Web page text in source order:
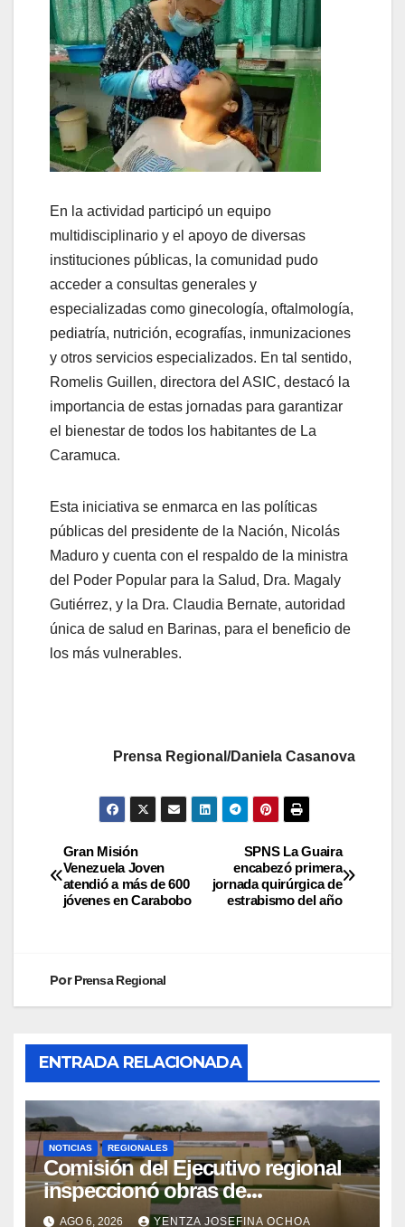
En la actividad participó un equipo
multidisciplinario y el apoyo de diversas
instituciones públicas, la comunidad pudo
acceder a consultas generales y
especializadas como ginecología, oftalmología,
pediatría, nutrición, ecografías, inmunizaciones
y otros servicios especializados. En tal sentido,
Romelis Guillen, directora del ASIC, destacó la
importancia de estas jornadas para garantizar
el bienestar de todos los habitantes de La
Caramuca.
Esta iniciativa se enmarca en las políticas
públicas del presidente de la Nación, Nicolás
Maduro y cuenta con el respaldo de la ministra
del Poder Popular para la Salud, Dra. Magaly
Gutiérrez, y la Dra. Claudia Bernate, autoridad
única de salud en Barinas, para el beneficio de
los más vulnerables.
Prensa Regional/Daniela Casanova
SPNS La Guaira
encabezó primera
jornada quirúrgica de
estrabismo del año
Gran Misión
Venezuela Joven
atendió a más de 600
jóvenes en Carabobo
PorPrensa Regional
ENTRADA RELACIONADA
NOTICIAS REGIONALES
Comisión del Ejecutivo regional
inspeccionó obras de
recuperación en la Maternidad
AGO 6, 2026 YENTZA JOSEFINA OCHOA